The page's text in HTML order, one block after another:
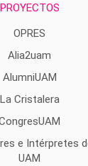
PROYECTOS
OPRES
Alia2uam
AlumniUAM
La Cristalera
e Intérpretes
UAM